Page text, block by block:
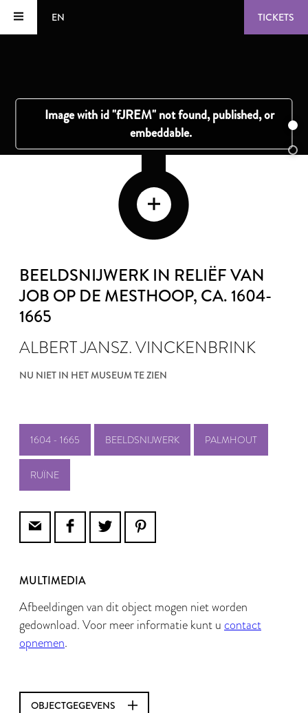
EN TICKETS
BEELDSNIJWERK IN RELIËF VAN
JOB OP DE MESTHOOP, CA. 1604-
1665
ALBERT JANSZ. VINCKENBRINK
NU NIET IN HET MUSEUM TE ZIEN
1604 - 1665 BEELDSNIJWERK PALMHOUT
RUÏNE
MULTIMEDIA
Afbeeldingen van dit object mogen niet worden
gedownload. Voor meer informatie kunt u contact
opnemen.
OBJECTGEGEVENS